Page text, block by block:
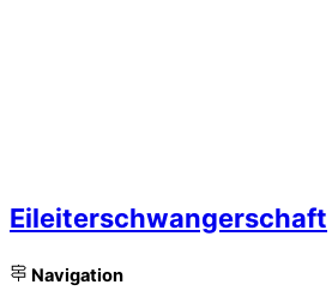
Eileiterschwangerschaft
Navigation